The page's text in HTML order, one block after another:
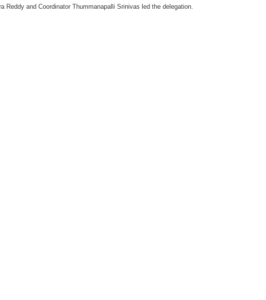
Reddy and Coordinator Thummanapalli Srinivas led the delegation.